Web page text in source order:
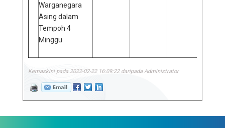
Warganegara
Asing dalam
Tempoh 4
Minggu
Kemaskini pada 2022-02-22 16:09:22 daripada Administrator